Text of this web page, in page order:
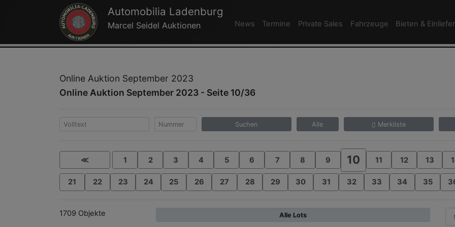
Automobilia Ladenburg
Marcel Seidel Auktionen News Termine Private Sales Fahrzeuge Bieten &
Online Auktion September 2023
Online Auktion September 2023 - Seite 10/36
Suchen Alle Merkliste
≪ 1 2 3 4 5 6 7 8 9 10 11 12 13
21 22 23 24 25 26 27 28 29 30 31 32 33 34 35
1709 Objekte Alle Lots